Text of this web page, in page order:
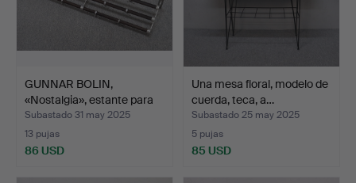
GUNNAR BOLIN,
«Nostalgia», estante para
so…
Subastado 31 may 2025
13 pujas
86 USD
Una mesa floral, modelo de
cuerda, teca, a…
Subastado 25 may 2025
5 pujas
85 USD